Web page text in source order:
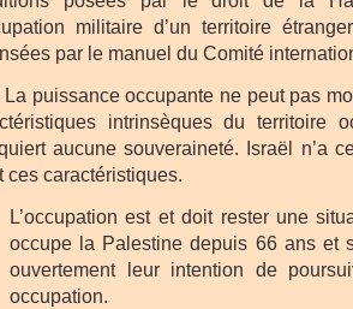
militaire d’un territoire
par le manuel du Comité
La puissance occupante ne peut pas
intrinsèques du territoire
aucune souveraineté. Israël n’a
ces caractéristiques.
L’occupation est et doit rester une
occupe la Palestine depuis 66 ans et
ouvertement leur intention de
occupation.